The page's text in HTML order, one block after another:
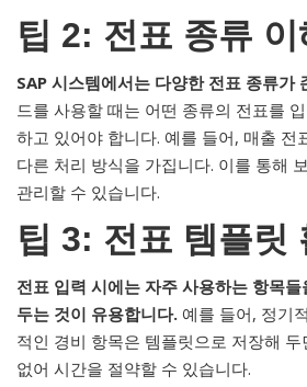
팁 2: 전표 종류 이
SAP 시스템에서는 다양한 전표 종류가
드를 사용할 때는 어떤 종류의 전표를
하고 있어야 합니다. 예를 들어, 매출 전
다른 처리 방식을 가집니다. 이를 통해
관리할 수 있습니다.
팁 3: 전표 템플릿
전표 입력 시에는 자주 사용하는 항목
두는 것이 유용합니다. 예를 들어, 정기
적인 경비 항목은 템플릿으로 저장해
없어 시간을 절약할 수 있습니다.